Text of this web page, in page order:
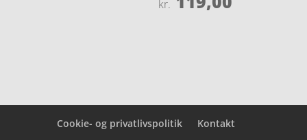
kr.
Cookie- og privatlivspolitik Kontakt